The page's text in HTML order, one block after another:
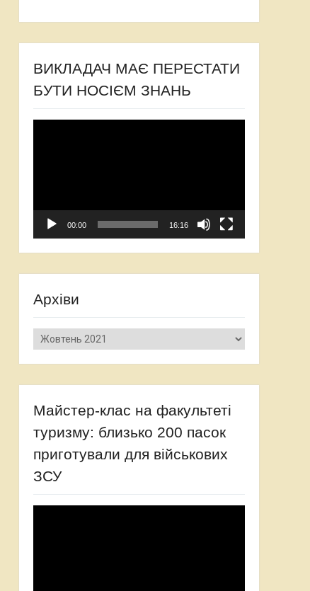
ВИКЛАДАЧ МАЄ ПЕРЕСТАТИ
БУТИ НОСІЄМ ЗНАНЬ
00:00 16:16
Архіви
Архіви
Майстер-клас на факультеті
туризму: близько 200 пасок
приготували для військових
ЗСУ